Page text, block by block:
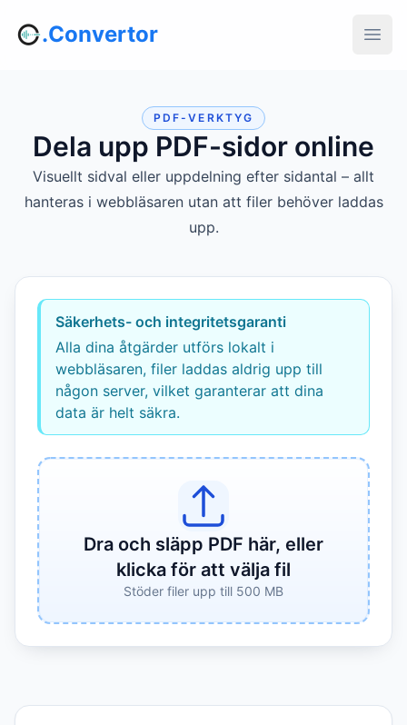
.Convertor
PDF-VERKTYG
Dela upp PDF-sidor online
Visuellt sidval eller uppdelning efter sidantal – allt
hanteras i webbläsaren utan att filer behöver laddas
upp.
Säkerhets- och integritetsgaranti
Alla dina åtgärder utförs lokalt i
webbläsaren, filer laddas aldrig upp till
någon server, vilket garanterar att dina
data är helt säkra.
Dra och släpp PDF här, eller
klicka för att välja fil
Stöder filer upp till 500 MB